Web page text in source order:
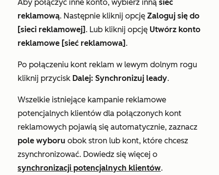
Aby połączyć inne konto, wybierz inną sieć
reklamową. Następnie kliknij opcję Zaloguj się do
[sieci reklamowej] . Lub kliknij opcję Utwórz konto
reklamowe [sieć reklamowa] .
Po połączeniu kont reklam w lewym dolnym rogu
kliknij przycisk Dalej: Synchronizuj leady.
Wszelkie istniejące kampanie reklamowe
potencjalnych klientów dla połączonych kont
reklamowych pojawią się automatycznie, zaznacz
pole wyboru obok stron lub kont, które chcesz
zsynchronizować. Dowiedz się więcej o
synchronizacji potencjalnych klientów.